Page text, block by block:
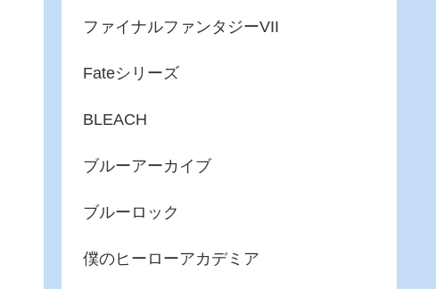
ファイナルファンタジーVII
Fateシリーズ
BLEACH
ブルーアーカイブ
ブルーロック
僕のヒーローアカデミア